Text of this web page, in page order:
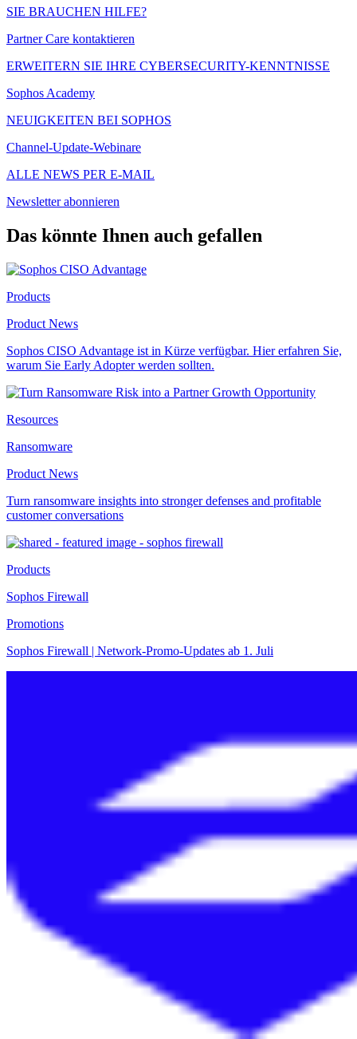
SIE BRAUCHEN HILFE?
Partner Care kontaktieren
ERWEITERN SIE IHRE CYBERSECURITY-KENNTNISSE
Sophos Academy
NEUIGKEITEN BEI SOPHOS
Channel-Update-Webinare
ALLE NEWS PER E-MAIL
Newsletter abonnieren
Das könnte Ihnen auch gefallen
Products
Product News
Sophos CISO Advantage ist in Kürze verfügbar. Hier erfahren Sie,
warum Sie Early Adopter werden sollten.
Resources
Ransomware
Product News
Turn ransomware insights into stronger defenses and profitable
customer conversations
Products
Sophos Firewall
Promotions
Sophos Firewall | Network-Promo-Updates ab 1. Juli